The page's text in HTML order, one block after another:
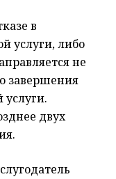
в
услуги, либо
не
завершения
услуги.
двух